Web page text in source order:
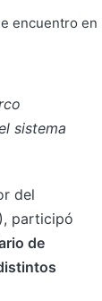
sistema
del
participó
de